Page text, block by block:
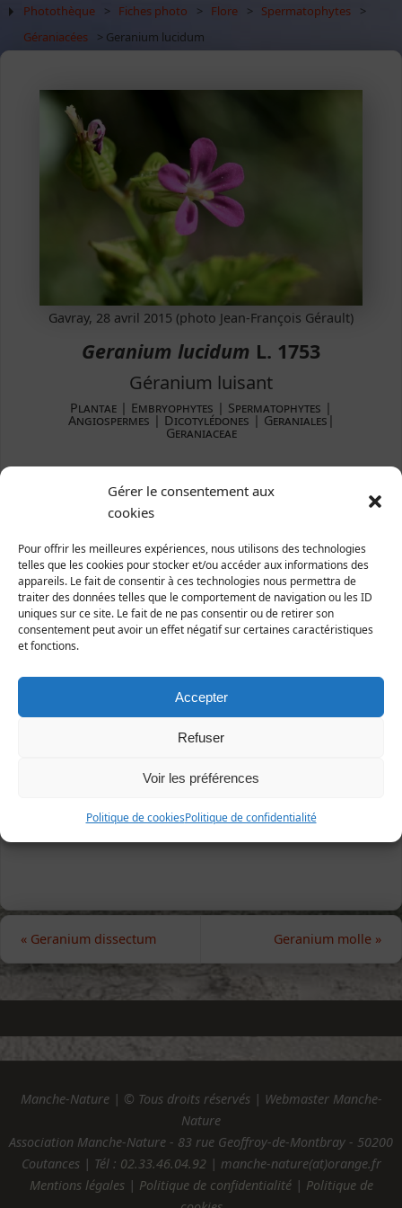
Gérer le consentement aux
cookies
Pour offrir les meilleures expériences, nous utilisons des technologies
telles que les cookies pour stocker et/ou accéder aux informations des
appareils. Le fait de consentir à ces technologies nous permettra de
traiter des données telles que le comportement de navigation ou les ID
uniques sur ce site. Le fait de ne pas consentir ou de retirer son
consentement peut avoir un effet négatif sur certaines caractéristiques
et fonctions.
Accepter
Refuser
Voir les préférences
Politique de cookiesPolitique de confidentialité
Photothèque > Fiches photo > Flore > Spermatophytes
>
Géraniacées
> Geranium lucidum
Gavray, 28 avril 2015 (photo Jean-François Gérault)
Geranium lucidum L. 1753
Géranium luisant
Plantae ­| Embryophytes | Spermatophytes |
Angiospermes | Dicotylédones | Geraniales|
Geraniaceae
Europe : Europe centrale et méridionale.
France : manque dans les zones nord et est.
Manche : quelques stations dans le département.
Gavray, 28 avril 2015 (photo Jean-François Gérault)
«Geranium dissectum Geranium molle »
Manche-Nature | © Tous droits réservés | Webmaster Manche-
Nature
Association Manche-Nature - 83 rue Geoffroy-de-Montbray - 50200
Coutances | Tél : 02.33.46.04.92| manche-nature(at)orange.fr
Mentions légales| Politique de confidentialité| Politique de